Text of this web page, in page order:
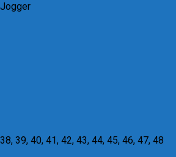
39, 40, 41, 42, 43, 44, 45, 46, 47, 48